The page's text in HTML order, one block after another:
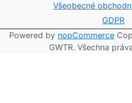
Všeobecné
GDPR
Powered by nopCommerce
GWTR. Všechna